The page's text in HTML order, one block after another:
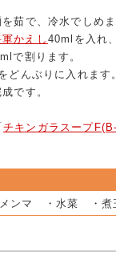
茹で、冷水でしめま
かえし 40mlを入れ
で割ります。
どんぶりに入れます。
です。
チキンガラスープ
ンマ ・水菜 ・煮